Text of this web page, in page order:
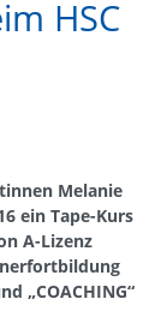
HSC
Melanie
ein Tape-Kurs
A-Lizenz
„COACHING“